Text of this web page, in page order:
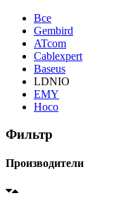
Все
Gembird
ATcom
Cablexpert
Baseus
LDNIO
EMY
Hoco
Фильтр
Производители